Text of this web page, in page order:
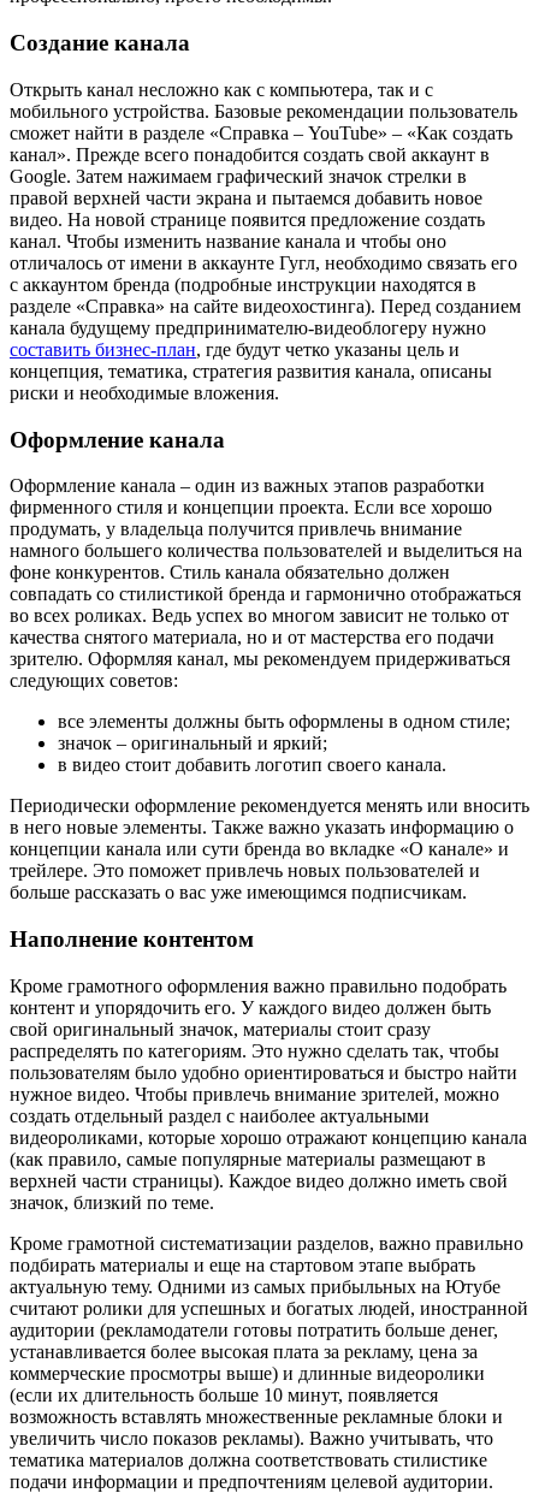
Создание канала
Открыть канал несложно как с компьютера, так и с
мобильного устройства. Базовые рекомендации пользователь
сможет найти в разделе «Cправка – YouTube» – «Как создать
канал». Прежде всего понадобится создать свой аккаунт в
Google. Затем нажимаем графический значок стрелки в
правой верхней части экрана и пытаемся добавить новое
видео. На новой странице появится предложение создать
канал. Чтобы изменить название канала и чтобы оно
отличалось от имени в аккаунте Гугл, необходимо связать его
с аккаунтом бренда (подробные инструкции находятся в
разделе «Справка» на сайте видеохостинга). Перед созданием
канала будущему предпринимателю-видеоблогеру нужно
составить бизнес-план, где будут четко указаны цель и
концепция, тематика, стратегия развития канала, описаны
риски и необходимые вложения.
Оформление канала
Оформление канала – один из важных этапов разработки
фирменного стиля и концепции проекта. Если все хорошо
продумать, у владельца получится привлечь внимание
намного большего количества пользователей и выделиться на
фоне конкурентов. Стиль канала обязательно должен
совпадать со стилистикой бренда и гармонично отображаться
во всех роликах. Ведь успех во многом зависит не только от
качества снятого материала, но и от мастерства его подачи
зрителю. Оформляя канал, мы рекомендуем придерживаться
следующих советов:
все элементы должны быть оформлены в одном стиле;
значок – оригинальный и яркий;
в видео стоит добавить логотип своего канала.
Периодически оформление рекомендуется менять или вносить
в него новые элементы. Также важно указать информацию о
концепции канала или сути бренда во вкладке «О канале» и
трейлере. Это поможет привлечь новых пользователей и
больше рассказать о вас уже имеющимся подписчикам.
Наполнение контентом
Кроме грамотного оформления важно правильно подобрать
контент и упорядочить его. У каждого видео должен быть
свой оригинальный значок, материалы стоит сразу
распределять по категориям. Это нужно сделать так, чтобы
пользователям было удобно ориентироваться и быстро найти
нужное видео. Чтобы привлечь внимание зрителей, можно
создать отдельный раздел с наиболее актуальными
видеороликами, которые хорошо отражают концепцию канала
(как правило, самые популярные материалы размещают в
верхней части страницы). Каждое видео должно иметь свой
значок, близкий по теме.
Кроме грамотной систематизации разделов, важно правильно
подбирать материалы и еще на стартовом этапе выбрать
актуальную тему. Одними из самых прибыльных на Ютубе
считают ролики для успешных и богатых людей, иностранной
аудитории (рекламодатели готовы потратить больше денег,
устанавливается более высокая плата за рекламу, цена за
коммерческие просмотры выше) и длинные видеоролики
(если их длительность больше 10 минут, появляется
возможность вставлять множественные рекламные блоки и
увеличить число показов рекламы). Важно учитывать, что
тематика материалов должна соответствовать стилистике
подачи информации и предпочтениям целевой аудитории.